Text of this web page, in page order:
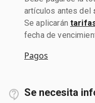
artículos antes del
Se aplicarán
fecha de
Pagos
Se necesita